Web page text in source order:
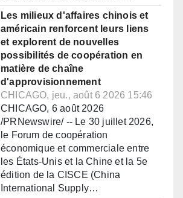
Les milieux d'affaires chinois et
américain renforcent leurs liens
et explorent de nouvelles
possibilités de coopération en
matière de chaîne
d'approvisionnement
CHICAGO, jeu., août 6 2026 15:46
CHICAGO, 6 août 2026
/PRNewswire/ -- Le 30 juillet 2026,
le Forum de coopération
économique et commerciale entre
les États-Unis et la Chine et la 5e
édition de la CISCE (China
International Supply…